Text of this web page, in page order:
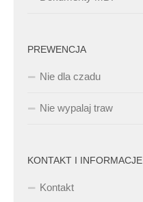
PREWENCJA
Nie dla czadu
Nie wypalaj traw
KONTAKT I INFORMACJE
Kontakt